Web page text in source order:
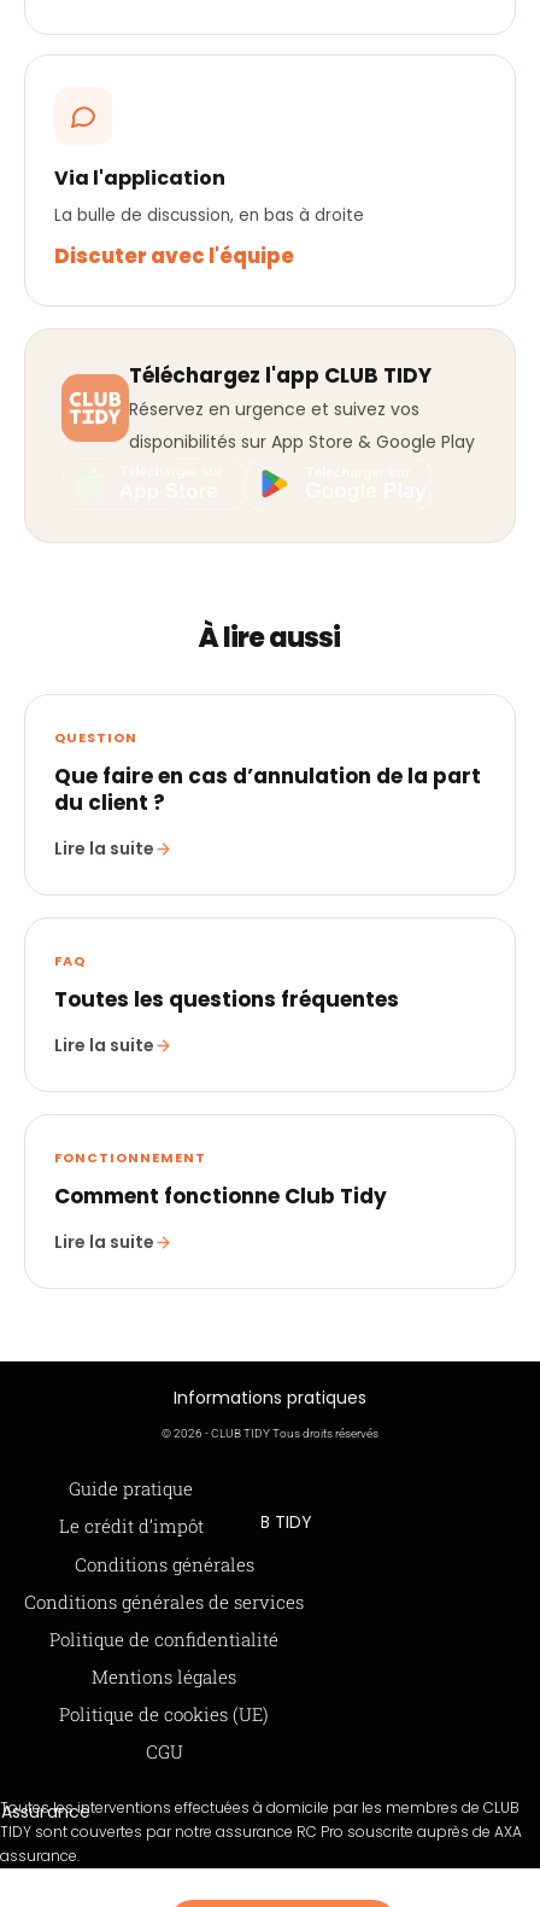
Via l'application
La bulle de discussion, en bas à droite
Discuter avec l'équipe
Téléchargez l'app CLUB TIDY
Réservez en urgence et suivez vos
disponibilités sur App Store & Google Play
À lire aussi
QUESTION
Que faire en cas d’annulation de la part
du client ?
Lire la suite
FAQ
Toutes les questions fréquentes
Lire la suite
FONCTIONNEMENT
Comment fonctionne Club Tidy
Lire la suite
Informations pratiques
Guide pratique
Le crédit d’impôt
Offre de parrainage 50-50
FAQ
BLOG
© 2026 - CLUB TIDY Tous droits réservés
Informations légales
Conditions générales
Conditions générales de services
Politique de confidentialité
Mentions légales
Politique de cookies (UE)
CGU
CLUB TIDY
SAS CLUB TIDY
165 Avenue de Bretagne
979 480 886 RCS LILLE Métropole
SAP / 979480886 Acte 2023-140
Moyens de paiements
Paiements sécurisés via STRIPE
Assurance
Toutes les interventions effectuées à domicile par les membres de CLUB
TIDY sont couvertes par notre assurance RC Pro souscrite auprès de AXA
assurance.